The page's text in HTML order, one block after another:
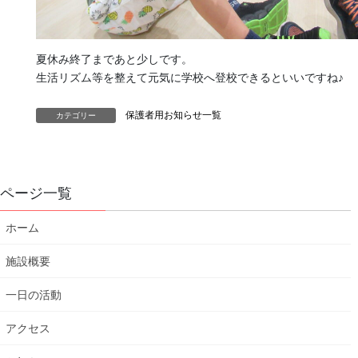
夏休み終了まであと少しです。
生活リズム等を整えて元気に学校へ登校できるといいですね♪
カテゴリー 保護者用お知らせ一覧
ページ一覧
ホーム
施設概要
一日の活動
アクセス